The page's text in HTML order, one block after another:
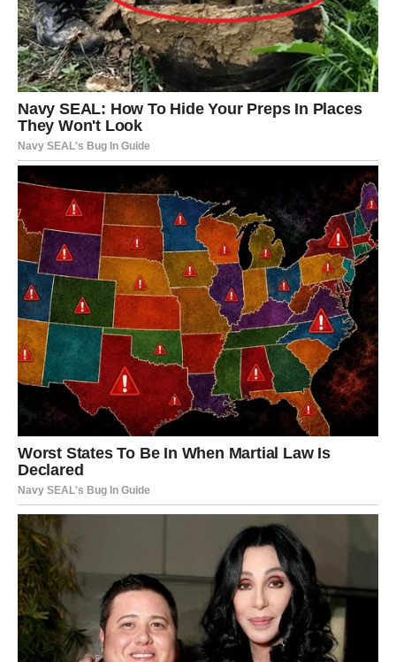
Škorpija danas ima radar za istinu. Osećaš svaku
promenu tona, svaku tišinu, svaki pogled. Petak može
doneti razotkrivanje: nešto što je bilo skriveno, prećutano
ili odlagano izlazi na videlo. Ako si u vezi, ovo je dan kada
možete ili postati još bliži – ili shvatiti da bez iskrenosti
nema dalje. Sve zavisi od toga da li govorite iz ljubavi ili iz
kontrole.
Ako si slobodan/na, moguće je da se javi osoba iz
prošlosti ili neko ko te magnetno privuče. Ali pazi: nije
svaka jaka privlačnost sudbina – nekad je lekcija.
Ključ dana: Istina oslobađa. I kad boli – ona te vraća sebi.
STRELAC
Strelac želi slobodu, ali danas želi i smisao. Petak ti
donosi potrebu da se nešto razjasni: da li idemo u istom
pravcu, ili se samo vrtimo u krug? Ako si u vezi, može
vam prijati izlazak, smeh, promena rutine – ali isto tako
može doći trenutak ozbiljnog razgovora koji ste
izbegavali.
Ako si slobodan/na, moguća je spontana prilika: flert,
poziv, susret. Neko može biti direktan prema tebi – a tebi
se to dopada, jer ne voliš igrice.
Ključ dana:
Ne beži od ozbiljnosti. Kad ti je srce mirno, ni
sloboda nije ugrožena.